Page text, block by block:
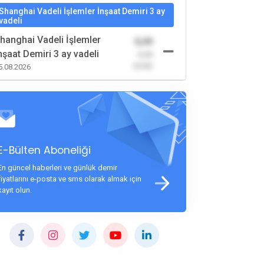
Vadeli İşlemler İnşaat Demiri 3 ay
Vadeli İşlemler
Demiri 3 ay vadeli
0,00
Bülten Aboneliği
güncel haberleri ve günlük demir
e-posta ve sms olarak almak için
olun.